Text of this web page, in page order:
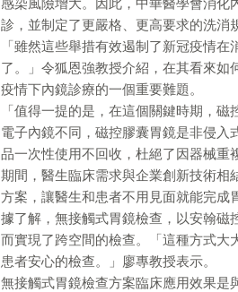
感染風險增大。因此，中華醫學會消
診，並制定了更嚴格、更高要求的洗消
「雖然這些舉措有效遏制了新冠疫情
了。」令狐恩強教授介紹，在其看來
疫情下內鏡診療的一個重要難題。
「值得一提的是，在這個關鍵時期，
電子內鏡不同，磁控膠囊胃鏡是非侵
品一次性使用不回收，杜絕了因器械重
期間，醫生臨床需求與企業創新技術相
方案，讓醫生和患者不用見面就能完成
據了解，無接觸式胃鏡檢查，以安翰磁
而實現了跨空間的檢查。「這種方式大
患者安心的檢查。」廖專教授表示。
無接觸式胃鏡檢查方案臨床應用效果是